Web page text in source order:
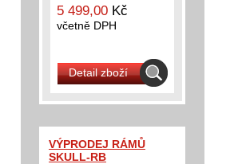
5 499,00 Kč
včetně DPH
Detail zboží
VÝPRODEJ RÁMŮ
SKULL-RB